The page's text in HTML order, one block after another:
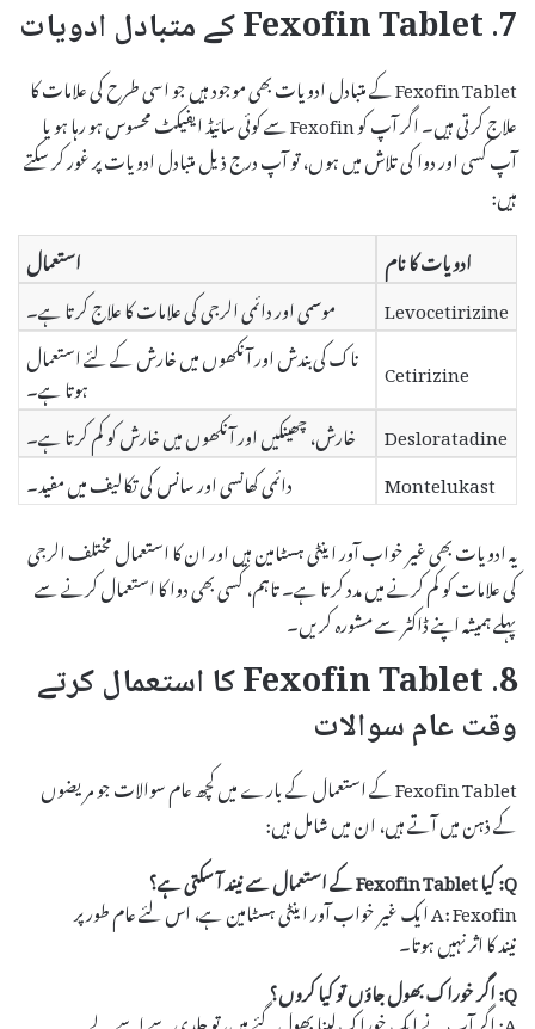
7. Fexofin Tablet کے متبادل ادویات
Fexofin Tablet کے متبادل ادویات بھی موجود ہیں جو اسی طرح کی علامات کا
علاج کرتی ہیں۔ اگر آپ کو Fexofin سے کوئی سائیڈ ایفیکٹ محسوس ہو رہا ہو یا
آپ کسی اور دوا کی تلاش میں ہوں، تو آپ درج ذیل متبادل ادویات پر غور کر سکتے
ہیں:
ادویات کا نام
استعمال
Levocetirizine
موسمی اور دائمی الرجی کی علامات کا علاج کرتا ہے۔
Cetirizine ناک کی بندش اور آنکھوں میں خارش کے لئے استعمال
ہوتا ہے۔
Desloratadine
خارش، چھینکیں اور آنکھوں میں خارش کو کم کرتا ہے۔
Montelukast
دائمی کھانسی اور سانس کی تکالیف میں مفید۔
یہ ادویات بھی غیر خواب آور اینٹی ہسٹامین ہیں اور ان کا استعمال مختلف الرجی
کی علامات کو کم کرنے میں مدد کرتا ہے۔ تاہم، کسی بھی دوا کا استعمال کرنے سے
پہلے ہمیشہ اپنے ڈاکٹر سے مشورہ کریں۔
8. Fexofin Tablet کا استعمال کرتے
وقت عام سوالات
Fexofin Tablet کے استعمال کے بارے میں کچھ عام سوالات جو مریضوں
کے ذہن میں آتے ہیں، ان میں شامل ہیں:
Q: کیا Fexofin Tablet کے استعمال سے نیند آ سکتی ہے؟
A: Fexofin ایک غیر خواب آور اینٹی ہسٹامین ہے، اس لئے عام طور پر
نیند کا اثر نہیں ہوتا۔
Q: اگر خوراک بھول جاؤں تو کیا کروں؟